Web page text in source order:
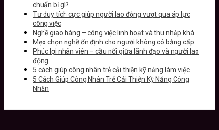
chuẩn bị gì?
Tư duy tích cực giúp người lao động vượt qua áp lực
công việc
Nghề giao hàng – công việc linh hoạt và thu nhập khá
Mẹo chọn nghề ổn định cho người không có bằng cấp
Phúc lợi nhân viên – cầu nối giữa lãnh đạo và người lao
động
5 cách giúp công nhân trẻ cải thiện kỹ năng làm việc
5 Cách Giúp Công Nhân Trẻ Cải Thiện Kỹ Năng Công
Nhân